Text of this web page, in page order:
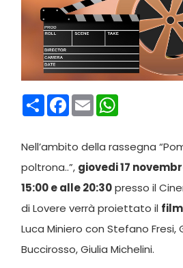
CondividiFacebook
Email
Nell’ambito della rassegna
poltrona..”, giovedi 17
15:00 e alle 20:30presso il
di Lovere verrà proiettato il
Luca Miniero con Stefano Fresi,
Buccirosso, Giulia Michelini.